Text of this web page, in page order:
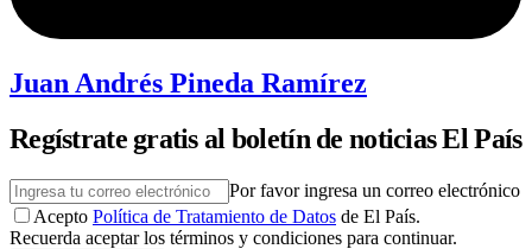
Juan Andrés Pineda Ramírez
Regístrate gratis al boletín de noticias El País
Por favor ingresa un correo electrónico
Acepto Política de Tratamiento de Datos de El País.
Recuerda aceptar los términos y condiciones para continuar.